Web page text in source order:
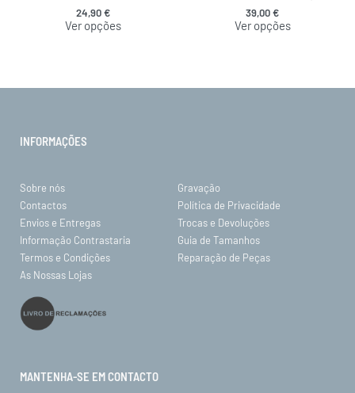
24,90€
Ver opções
39,00€
Ver opções
INFORMAÇÕES
Sobre nós
Gravação
Contactos
Política de Privacidade
Envios e Entregas
Trocas e Devoluções
Informação Contrastaria
Guia de Tamanhos
Termos e Condições
Reparação de Peças
As Nossas Lojas
MANTENHA-SE EM CONTACTO